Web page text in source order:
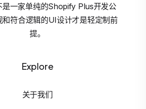
是一家单纯的Shopify Plus开发公
和符合逻辑的UI设计才是轻定制前
提。
Explore
关于我们